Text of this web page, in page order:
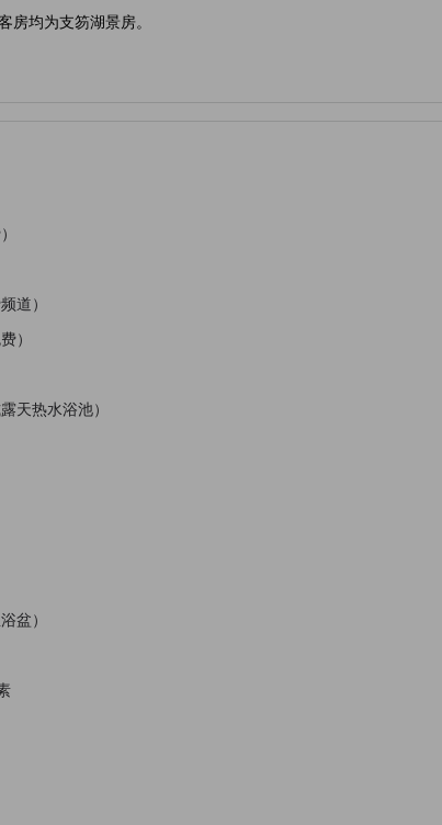
房均为支笏湖景房。
道）
）
天热水浴池）
盆）